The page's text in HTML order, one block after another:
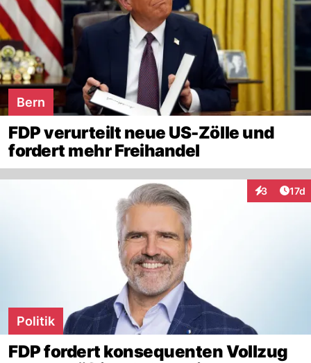
Bern
FDP verurteilt neue US-Zölle und
fordert mehr Freihandel
3 17d
Politik
FDP fordert konsequenten Vollzug